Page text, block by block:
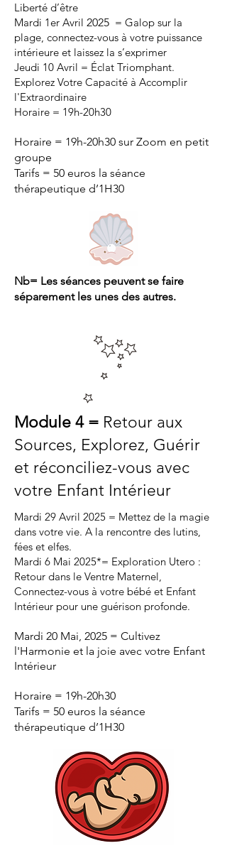
Liberté d’être
Mardi 1er Avril 2025 = Galop sur la
plage, connectez-vous à votre puissance
intérieure et laissez la s’exprimer
Jeudi 10 Avril = Éclat Triomphant.
Explorez Votre Capacité à Accomplir
l'Extraordinaire
Horaire = 19h-20h30
Horaire = 19h-20h30 sur Zoom en petit
groupe
Tarifs = 50 euros la séance
thérapeutique d’1H30
Nb= Les séances peuvent se faire
séparement les unes des autres.
Module 4 = Retour aux
Sources, Explorez, Guérir
et réconciliez-vous avec
votre Enfant Intérieur
Mardi 29 Avril 2025 = Mettez de la magie
dans votre vie. A la rencontre des lutins,
fées et elfes.
Mardi 6 Mai 2025*= Exploration Utero :
Retour dans le Ventre Maternel,
Connectez-vous à votre bébé et Enfant
Intérieur pour une guérison profonde.
Mardi 20 Mai, 2025 = Cultivez
l'Harmonie et la joie avec votre Enfant
Intérieur
Horaire = 19h-20h30
Tarifs = 50 euros la séance
thérapeutique d’1H30